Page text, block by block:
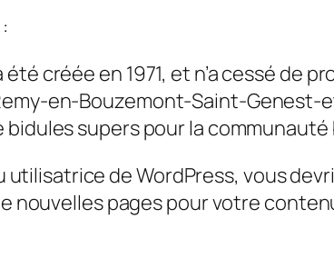
été créée en 1971, et n’a cessé de
en-Bouzemont-Saint-Genest-
supers pour la
de WordPress, vous
nouvelles pages pour votre